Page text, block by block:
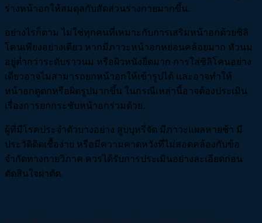
ร่างหน้าอกให้สมดุลกับสัดส่วนร่างกายมากขึ้น.
อย่างไรก็ตาม ไม่ใช่ทุกคนที่เหมาะกับการเสริมหน้าอกด้วยซิลิ
โคนเพียงอย่างเดียว หากมีภาวะหน้าอกหย่อนคล้อยมาก หัวนม
อยู่ต่ำกว่าระดับราวนม หรือผิวหนังยืดมาก การใส่ซิลิโคนอย่าง
เดียวอาจไม่สามารถยกหน้าอกให้เข้ารูปได้ และอาจทำให้
หน้าอกดูตกหรือผิดรูปมากขึ้น ในกรณีเหล่านี้อาจต้องประเมิน
เรื่องการยกกระชับหน้าอกร่วมด้วย.
ผู้ที่มีโรคประจำตัวบางอย่าง สูบบุหรี่จัด มีภาวะแผลหายช้า มี
ประวัติติดเชื้อง่าย หรือมีความคาดหวังที่ไม่สอดคล้องกับข้อ
จำกัดทางกายวิภาค ควรได้รับการประเมินอย่างละเอียดก่อน
ตัดสินใจผ่าตัด.